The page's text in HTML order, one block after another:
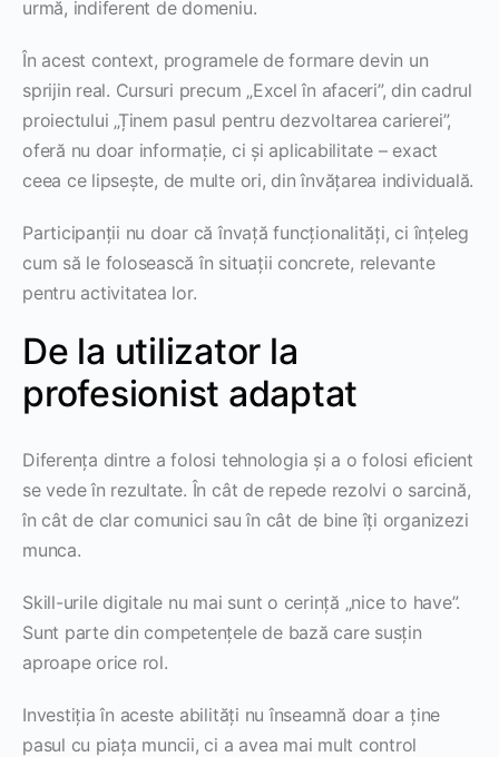
urmă, indiferent de domeniu.
În acest context, programele de formare devin un
sprijin real. Cursuri precum „Excel în afaceri”, din cadrul
proiectului „Ținem pasul pentru dezvoltarea carierei”,
oferă nu doar informație, ci și aplicabilitate – exact
ceea ce lipsește, de multe ori, din învățarea individuală.
Participanții nu doar că învață funcționalități, ci înțeleg
cum să le folosească în situații concrete, relevante
pentru activitatea lor.
De la utilizator la
profesionist adaptat
Diferența dintre a folosi tehnologia și a o folosi eficient
se vede în rezultate. În cât de repede rezolvi o sarcină,
în cât de clar comunici sau în cât de bine îți organizezi
munca.
Skill-urile digitale nu mai sunt o cerință „nice to have”.
Sunt parte din competențele de bază care susțin
aproape orice rol.
Investiția în aceste abilități nu înseamnă doar a ține
pasul cu piața muncii, ci a avea mai mult control